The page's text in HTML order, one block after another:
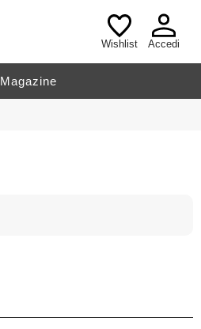
Wishlist Accedi
Magazine